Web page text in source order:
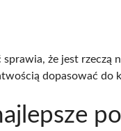
sprawia, że jest
dopasować do